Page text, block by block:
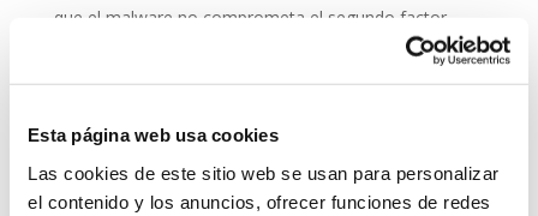
Esta página web usa cookies
Las cookies de este sitio web se usan para personalizar
el contenido y los anuncios, ofrecer funciones de redes
que el malware no comprometa el segundo factor.
sobre la importancia de usar la
2FA y cómo aplicarla correctamente.
que los métodos de autenticación pueden actualizarse
con el tiempo.